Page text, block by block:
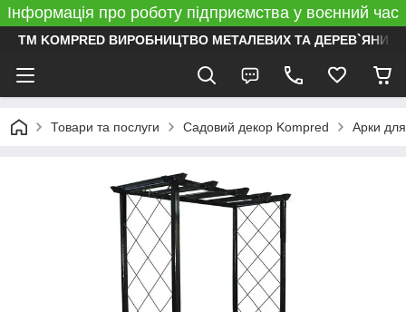
Інформація про роботу підприємства у воєнний час
ТМ KOMPRED ВИРОБНИЦТВО МЕТАЛЕВИХ ТА ДЕРЕВ`ЯНИХ
Товари та послуги Садовий декор Kompred Арки